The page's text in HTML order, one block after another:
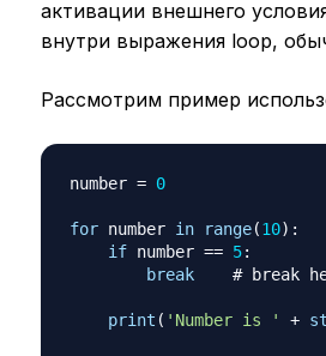
активации внешнего
внутри выражения loop,
Рассмотрим пример
number = 0
for number in range(10) :
if number == 5:
break
# break
print ( 'Number is ' +